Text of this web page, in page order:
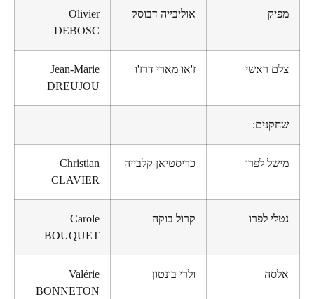
מפיק אוליבייה דבוסק
Olivier
DEBOSC
צלם ראשי ז'או מארי דרז'ו
Jean-Marie
DREUJOU
שחקנים:
מישל לפרו כריסטיאן קלבייה
Christian
CLAVIER
נטלי לפרו קרול בוקה
Carole
BOUQUET
אלסה ולרי בונטון
Valérie
BONNETON